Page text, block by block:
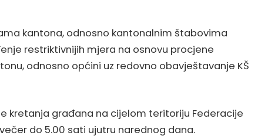
kantona, odnosno kantonalnim štabovima
restriktivnijih mjera na osnovu procjene
odnosno općini uz redovno obavještavanje KŠ
kretanja građana na cijelom teritoriju Federacije
do 5.00 sati ujutru narednog dana.